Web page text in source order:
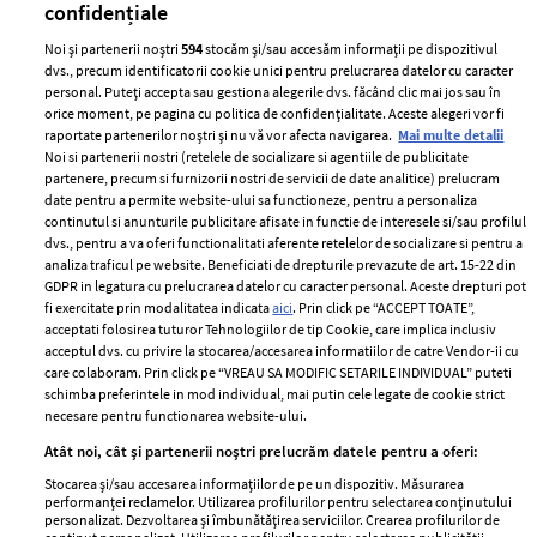
ELLE Style Awards
2024
Despre ELLE
Romania
Contact
Abonamente
Termeni si conditii
Politica de
confidențialitate
Politica de cookies
Publicitate
GSP
Unica
femei
Viva
confidențiale
Noi și partenerii noștri594stocăm și/sau accesăm informații pe dispozitivul
dvs., precum identificatorii cookie unici pentru prelucrarea datelor cu caracter
personal. Puteți accepta sau gestiona alegerile dvs. făcând clic mai jos sau în
orice moment, pe pagina cu politica de confidențialitate. Aceste alegeri vor fi
raportate partenerilor noștri și nu vă vor afecta navigarea. Mai multe detalii
Noi si partenerii nostri (retelele de socializare si agentiile de publicitate
partenere, precum si furnizorii nostri de servicii de date analitice) prelucram
date pentru a permite website-ului sa functioneze, pentru a personaliza
continutul si anunturile publicitare afisate in functie de interesele si/sau profilul
dvs., pentru a va oferi functionalitati aferente retelelor de socializare si pentru a
analiza traficul pe website. Beneficiati de drepturile prevazute de art. 15-22 din
GDPR in legatura cu prelucrarea datelor cu caracter personal. Aceste drepturi pot
fi exercitate prin modalitatea indicataaici. Prin click pe “ACCEPT TOATE”,
acceptati folosirea tuturor Tehnologiilor de tip Cookie, care implica inclusiv
acceptul dvs. cu privire la stocarea/accesarea informatiilor de catre Vendor-ii cu
care colaboram. Prin click pe “VREAU SA MODIFIC SETARILE INDIVIDUAL” puteti
schimba preferintele in mod individual, mai putin cele legate de cookie strict
necesare pentru functionarea website-ului.
Atât noi, cât și partenerii noștri prelucrăm datele pentru a oferi:
Stocarea și/sau accesarea informațiilor de pe un dispozitiv. Măsurarea
performanței reclamelor. Utilizarea profilurilor pentru selectarea conținutului
personalizat. Dezvoltarea și îmbunătățirea serviciilor. Crearea profilurilor de